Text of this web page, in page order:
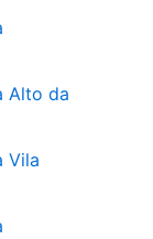
Alto da
Vila